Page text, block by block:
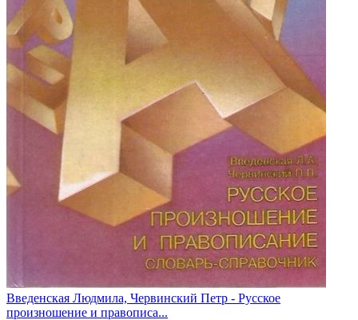
Введенская Людмила, Червинский Петр - Русское
произношение и правописа...